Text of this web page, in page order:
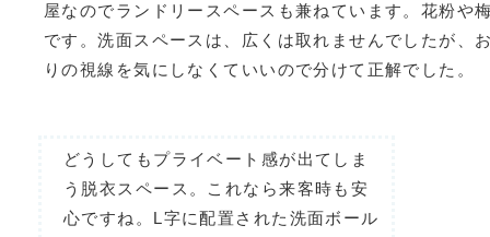
屋なのでランドリースペースも兼ねています。花粉や
です。洗面スペースは、広くは取れませんでしたが、
りの視線を気にしなくていいので分けて正解でした。
どうしてもプライベート感が出てしま
う脱衣スペース。これなら来客時も安
心ですね。L字に配置された洗面ボール